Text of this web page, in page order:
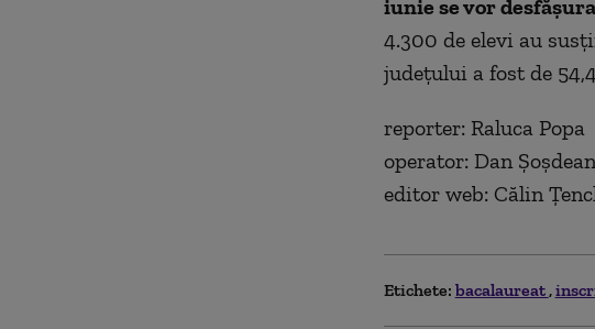
iunie se vor
4.300 de elevi au
județului a fost de
reporter: Raluca Popa
operator: Dan Șoșdean
editor web: Călin
Etichete: bacalaureat